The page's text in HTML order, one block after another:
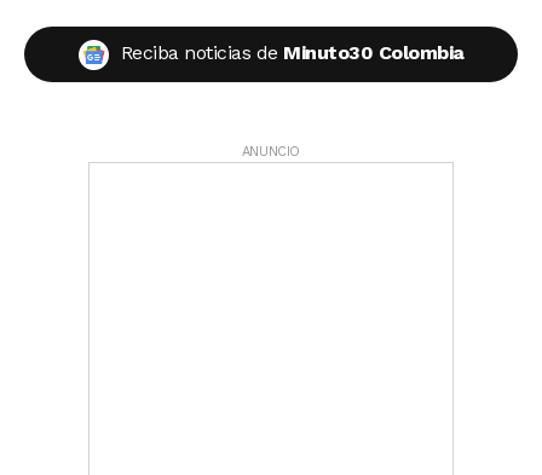
Reciba noticias de Minuto30 Colombia
ANUNCIO